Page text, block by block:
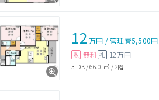
12 万円 /管理費5,500円
敷 無料 礼 12万円
3LDK/66.01㎡ / 2階